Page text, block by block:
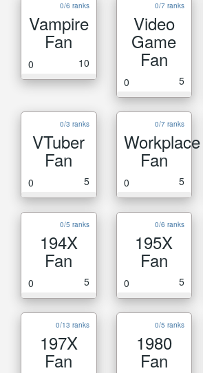
0/6 ranks
Vampire
Fan
0 10
0/7 ranks
Video
Game
Fan
0 5
0/3 ranks
VTuber
Fan
0 5
0/7 ranks
Workplace
Fan
0 5
0/5 ranks
194X
Fan
0 5
0/6 ranks
195X
Fan
0 5
0/13 ranks
197X
Fan
0/5 ranks
1980
Fan